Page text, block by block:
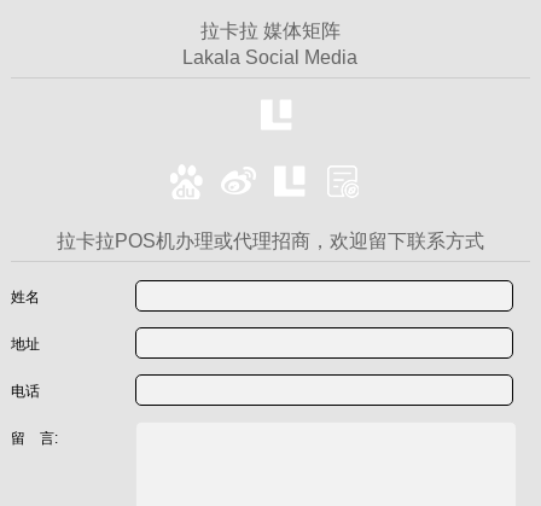
拉卡拉 媒体矩阵
Lakala Social Media
拉卡拉POS机办理或代理招商，欢迎留下联系方式
姓名
地址
电话
留 言: